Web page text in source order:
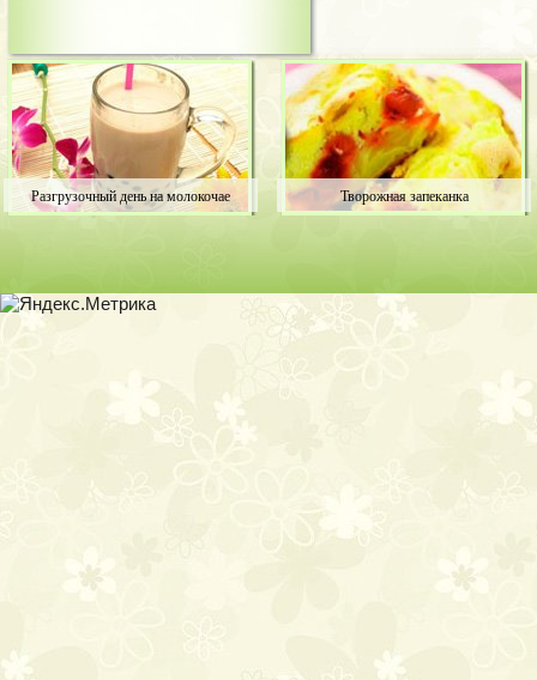
Разгрузочный день на молокочае Творожная запеканка